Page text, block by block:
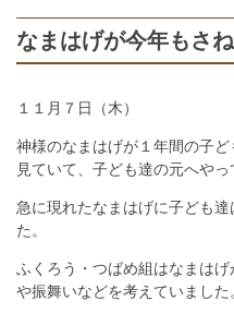
なまはげが今年もさ
１１月７日（木）
神様のなまはげが１年間の子
見ていて、子ども達の元へやっ
急に現れたなまはげに子ども
た。
ふくろう・つばめ組はなまは
や振舞いなどを考えていました